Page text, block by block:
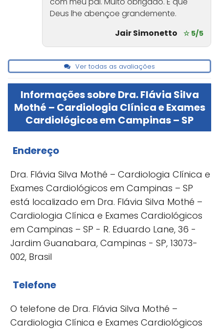
Deus lhe abençoe grandemente.
Jair Simonetto
☆ 5/5
Ver todas as avaliações
Informações sobre Dra. Flávia Silva
Mothé – Cardiologia Clínica e Exames
Cardiológicos em Campinas – SP
Endereço
Dra. Flávia Silva Mothé – Cardiologia Clínica e
Exames Cardiológicos em Campinas – SP
está localizado em Dra. Flávia Silva Mothé –
Cardiologia Clínica e Exames Cardiológicos
em Campinas – SP - R. Eduardo Lane, 36 -
Jardim Guanabara, Campinas - SP, 13073-
002, Brasil
Telefone
O telefone de Dra. Flávia Silva Mothé –
Cardiologia Clínica e Exames Cardiológicos